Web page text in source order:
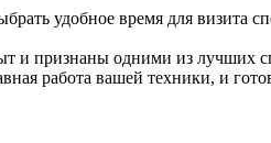
удобное время для
признаны одними из лучших
работа вашей техники, и